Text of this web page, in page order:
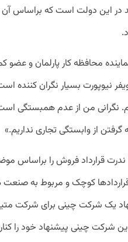
محافظه کار پارلمان و
نیوپورت بسیار نگران کننده
نگرانی من از عدم همبستگی
گرفتن از وابستگی تجاری نداریم.»
ندرت قرارداد فروش را براساس
یک شرکت چینی برای شرکت
شرکت چینی پیشنهاد خود را